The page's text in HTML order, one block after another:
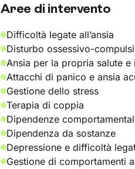
Aree di intervento
Difficoltà legate all’ansia
Disturbo ossessivo-
Ansia per la propria salute e
Attacchi di panico e ansia
Gestione dello stress
Terapia di coppia
Dipendenze
Dipendenza da sostanze
Depressione e difficoltà
Gestione di comportamenti